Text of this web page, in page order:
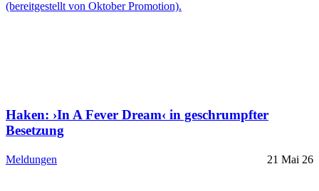
Haken: ›In A Fever Dream‹ in geschrumpfter
Besetzung
Meldungen 21 Mai 26